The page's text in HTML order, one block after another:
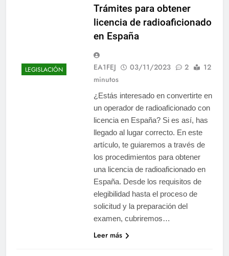
LEGISLACIÓN
Trámites para obtener
licencia de radioaficionado
en España
EA1FEJ 03/11/2023 2
12
minutos
¿Estás interesado en convertirte en
un operador de radioaficionado con
licencia en España? Si es así, has
llegado al lugar correcto. En este
artículo, te guiaremos a través de
los procedimientos para obtener
una licencia de radioaficionado en
España. Desde los requisitos de
elegibilidad hasta el proceso de
solicitud y la preparación del
examen, cubriremos…
Leer más